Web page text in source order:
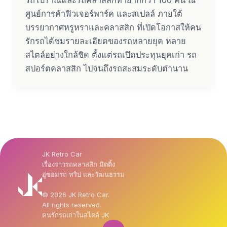
ศูนย์การค้าฟิวเจอร์พาร์ค และสเปลล์ ภายใต้
บรรยากาศหรูหราและคลาสสิก ที่เปิดโอกาสให้คน
รักรถได้ชมรายละเอียดของรถหลายยุค หลาย
สไตล์อย่างใกล้ชิด ตั้งแต่รถเปิดประทุนยุคเก่า รถ
สปอร์ตคลาสสิก ไปจนถึงรถสะสมระดับตำนาน
JK Retro Car
เรื่องราวรถคลาสสิก มิตติ้ง
อู่ซ่อมรถ ทริป และวัฒนธรรม
© 2026 JK Retro Car.
All rights reserved.
คนรักรถเก่าในสไตล์ JK